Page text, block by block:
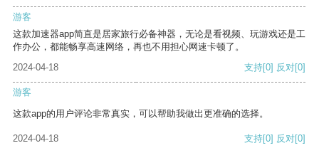
游客
这款加速器app简直是居家旅行必备神器，无论是看视频、玩游戏还是工
作办公，都能畅享高速网络，再也不用担心网速卡顿了。
2024-04-18
支持[0] 反对[0]
游客
这款app的用户评论非常真实，可以帮助我做出更准确的选择。
2024-04-18 支持[0] 反对[0]